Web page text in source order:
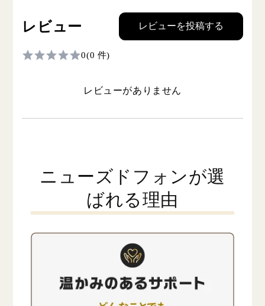
レビュー レビューを投稿する
0(0 件)
レビューがありません
ニューズドフォンが選
ばれる理由